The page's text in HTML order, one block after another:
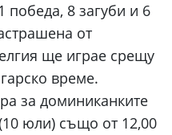
победа, 8 загуби и 6
от
ще играе срещу
време.
за доминиканките
юли) също от 12,00